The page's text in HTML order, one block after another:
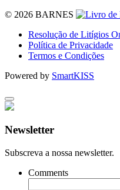
© 2026 BARNES
Resolução de Litígios
Política de Privacidade
Termos e Condições
Powered by SmartKISS
Newsletter
Subscreva a nossa newsletter.
Comments